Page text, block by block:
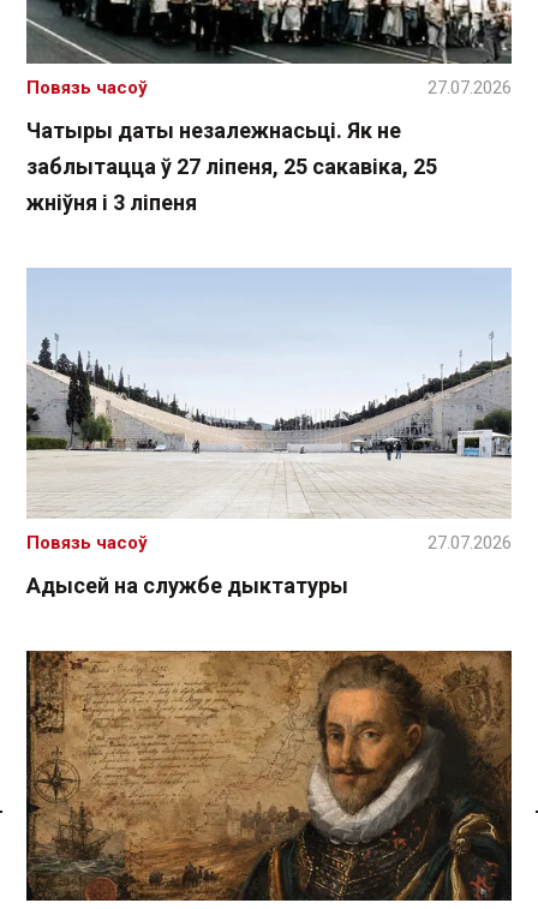
Спасылка без VPN
Чатыры даты незалежнасьці. Як не
заблытацца ў 27 ліпеня, 25 сакавіка, 25
жніўня і 3 ліпеня
Повязь часоў 27.07.2026
Адысей на службе дыктатуры
Повязь часоў 27.07.2026